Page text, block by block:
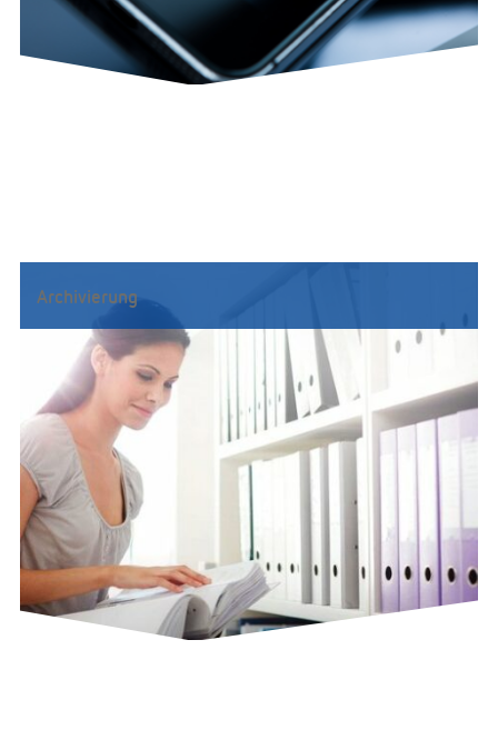
Archivierung